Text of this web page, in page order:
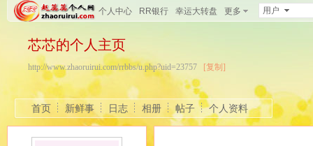
个人中心 RR银行 幸运大转盘 更多 用户
芯芯的个人主页
http://www.zhaoruirui.com/rrbbs/u.php?uid=23757 [复制]
首页 新鲜事 日志 相册 帖子 个人资料